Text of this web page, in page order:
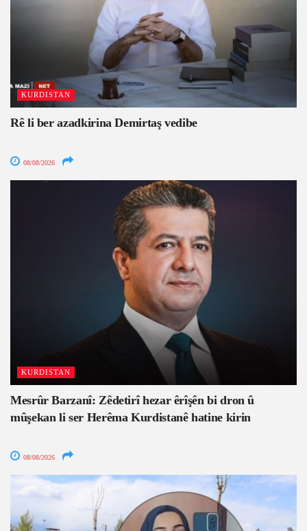
KURDISTAN
Rê li ber azadkirina Demirtaş vedibe
08/08/2026
KURDISTAN
Mesrûr Barzanî: Zêdetirî hezar êrîşên bi dron û
mûşekan li ser Herêma Kurdistanê hatine kirin
08/08/2026